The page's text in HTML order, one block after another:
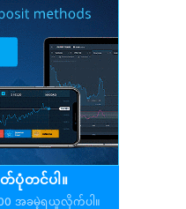
ပုံတင်ပါ။
အခမဲ့ရယူလိုက်ပါ။